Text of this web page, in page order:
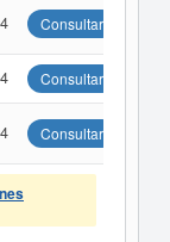
Consultar
Consultar
Consultar